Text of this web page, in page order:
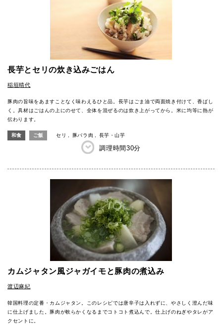
長芋とセリの炊き込みごはん
稲垣晴代
豚肉の旨味をあますことなく味わえるひと品。長芋はごま油で両面焼き付けて、香ばし
く。具材はごはんの上にのせて、全体を混ぜるのは炊き上がってから。米に均等に熱が
伝わります。
和食 ご飯 セリ 豚バラ肉 長芋・山芋
調理時間30分
カムジャタン風ジャガイモと豚肉の煮込み
渡辺麻紀
韓国料理の定番・カムジャタン。このレシピでは唐辛子は入れずに、やさしく澄んだ味
に仕上げました。豚肉が軟らかくなるまでコトコト煮込んで。仕上げのねぎやタレがア
クセントに。